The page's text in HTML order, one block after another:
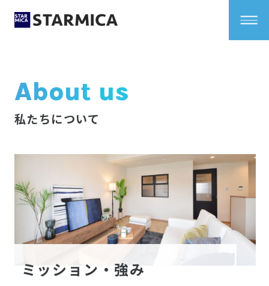
私たちについて
About us
ミッション・強み